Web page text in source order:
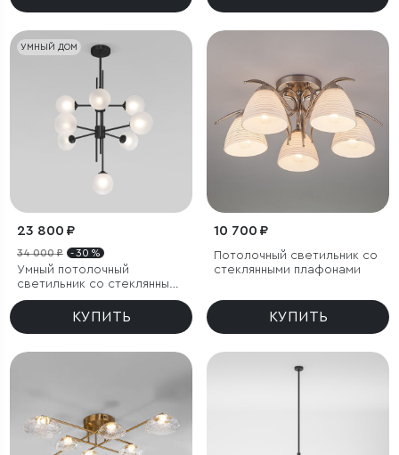
УМНЫЙ ДОМ
23 800 ₽
34 000 ₽ - 30 %
Умный потолочный
светильник со стеклянными
плафонами
КУПИТЬ
10 700 ₽
Потолочный светильник со
стеклянными плафонами
КУПИТЬ